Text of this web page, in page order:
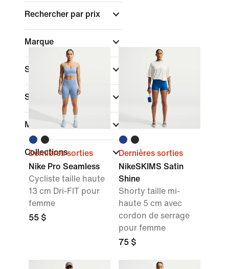
Rechercher par prix
Marque
Sport
Style
Material
Collections
Dernières sorties
Nike Pro Seamless
Cycliste taille haute
13 cm Dri-FIT pour
femme
55 $
Dernières sorties
NikeSKIMS Satin
Shine
Shorty taille mi-
haute 5 cm avec
cordon de serrage
pour femme
75 $